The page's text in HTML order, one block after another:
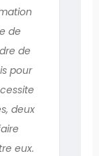
de
de
pour
deux
eux.